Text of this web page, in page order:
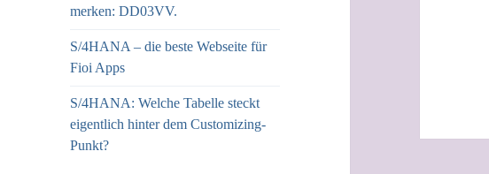
merken: DD03VV.
S/4HANA – die beste Webseite für
Fioi Apps
S/4HANA: Welche Tabelle steckt
eigentlich hinter dem Customizing-
Punkt?